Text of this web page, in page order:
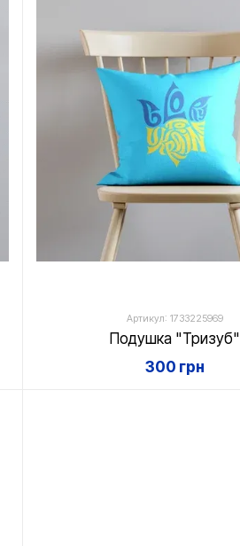
Артикул: 1733225969
Подушка "Тризуб"
300 грн